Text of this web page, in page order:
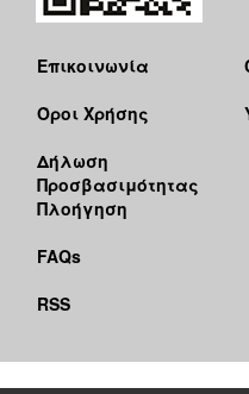
Επικοινωνία
Όροι Χρήσης
Δήλωση
Προσβασιμότητας
Πλοήγηση
FAQs
RSS